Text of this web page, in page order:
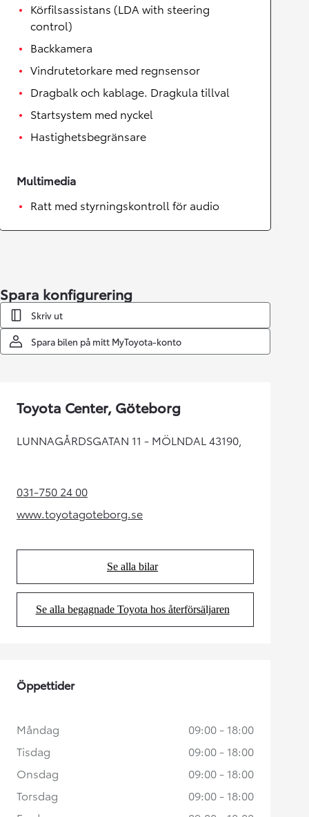
Körfilsassistans (LDA with steering
control)
Backkamera
Vindrutetorkare med regnsensor
Dragbalk och kablage. Dragkula tillval
Startsystem med nyckel
Hastighetsbegränsare
Multimedia
Ratt med styrningskontroll för audio
Spara konfigurering
Skriv ut
Spara bilen på mitt MyToyota-konto
Toyota Center, Göteborg
LUNNAGÅRDSGATAN 11 - MÖLNDAL 43190,
031-750 24 00(Opens in new tab)
www.toyotagoteborg.se
(Opens in new tab)
Se alla bilar
(Opens in new tab)
Se alla begagnade Toyota hos återförsäljaren
(Opens in new tab)
Öppettider
Måndag
09:00 - 18:00
Tisdag
09:00 - 18:00
Onsdag
09:00 - 18:00
Torsdag
09:00 - 18:00